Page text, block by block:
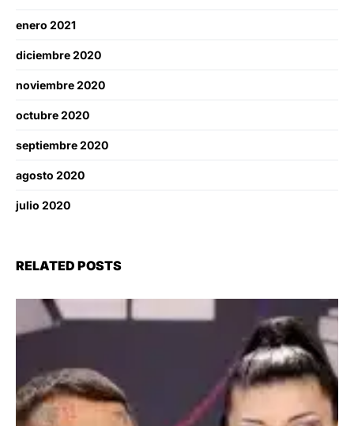
enero 2021
diciembre 2020
noviembre 2020
octubre 2020
septiembre 2020
agosto 2020
julio 2020
RELATED POSTS